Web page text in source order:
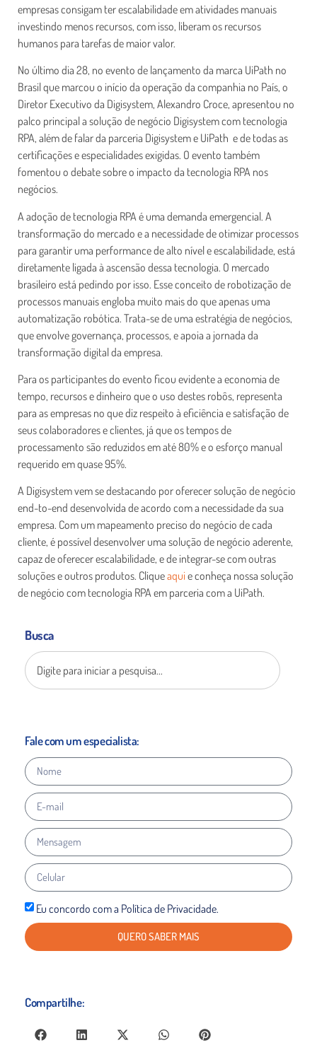
empresas consigam ter escalabilidade em atividades manuais
investindo menos recursos, com isso, liberam os recursos
humanos para tarefas de maior valor.
No último dia 28, no evento de lançamento da marca UiPath no
Brasil que marcou o início da operação da companhia no País, o
Diretor Executivo da Digisystem, Alexandro Croce, apresentou no
palco principal a solução de negócio Digisystem com tecnologia
RPA, além de falar da parceria Digisystem e UiPath e de todas as
certificações e especialidades exigidas. O evento também
fomentou o debate sobre o impacto da tecnologia RPA nos
negócios.
A adoção de tecnologia RPA é uma demanda emergencial. A
transformação do mercado e a necessidade de otimizar processos
para garantir uma performance de alto nível e escalabilidade, está
diretamente ligada à ascensão dessa tecnologia. O mercado
brasileiro está pedindo por isso. Esse conceito de robotização de
processos manuais engloba muito mais do que apenas uma
automatização robótica. Trata-se de uma estratégia de negócios,
que envolve governança, processos, e apoia a jornada da
transformação digital da empresa.
Para os participantes do evento ficou evidente a economia de
tempo, recursos e dinheiro que o uso destes robôs, representa
para as empresas no que diz respeito à eficiência e satisfação de
seus colaboradores e clientes, já que os tempos de
processamento são reduzidos em até 80% e o esforço manual
requerido em quase 95%.
A Digisystem vem se destacando por oferecer solução de negócio
end-to-end desenvolvida de acordo com a necessidade da sua
empresa. Com um mapeamento preciso do negócio de cada
cliente, é possível desenvolver uma solução de negócio aderente,
capaz de oferecer escalabilidade, e de integrar-se com outras
soluções e outros produtos. Cliqueaqui e conheça nossa solução
de negócio com tecnologia RPA em parceria com a UiPath.
Busca
Fale com um especialista:
Eu concordo com a Política de Privacidade.
QUERO SABER MAIS
Compartilhe: